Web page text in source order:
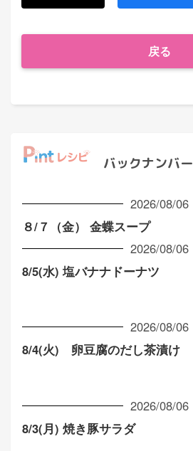
戻る
バックナンバー
2026/08/06
８/７（金） 金蝶スープ
2026/08/06
8/5(水) 塩バナナドーナツ
2026/08/06
8/4(火) 卵豆腐のだし茶漬け
2026/08/06
8/3(月) 焼き豚サラダ